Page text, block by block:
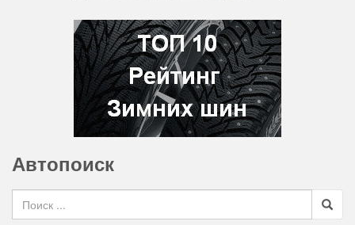
Автопоиск
Search for